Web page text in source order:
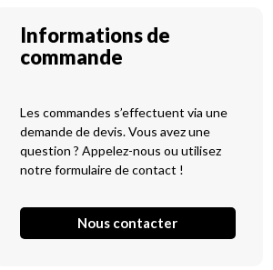
Informations de
commande
Les commandes s’effectuent via une
demande de devis. Vous avez une
question ? Appelez-nous ou utilisez
notre formulaire de contact !
Nous contacter